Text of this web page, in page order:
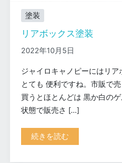
塗装
リアボックス塗装
2022年10月5日
ジャイロキャノピーにはリア
とても 便利ですね。市販で
買うとほとんどは 黒か白の
状態で販売さ […]
リ
ア
続きを読む